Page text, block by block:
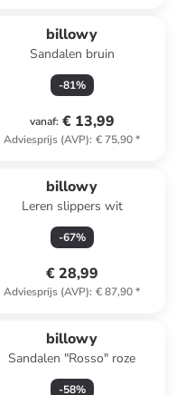
billowy
Sandalen bruin
-81%
vanaf: € 13,99
Adviesprijs (AVP): € 75,90*
billowy
Leren slippers wit
-67%
€ 28,99
Adviesprijs (AVP): € 87,90*
billowy
Sandalen "Rosso" roze
-58%